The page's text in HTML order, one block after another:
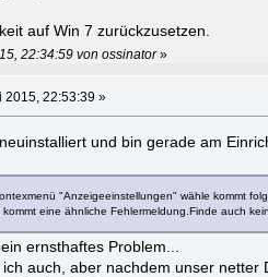
auf Win 7 zurückzusetzen.
22:34:59 von ossinator»
2015, 22:53:39 »
und bin gerade am
"Anzeigeeinstellungen" wähle kommt
eine ähnliche Fehlermeldung.Finde auch
ernsthaftes Problem...
auch, aber nachdem unser netter